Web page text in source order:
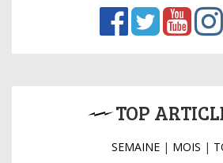
TOP
SEMAINE| MOIS |